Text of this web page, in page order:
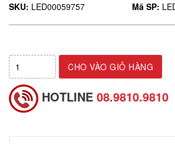
SKU: LED00059757 Mã SP:
CHO VÀO GIỎ HÀNG
HOTLINE 08.9810.9810